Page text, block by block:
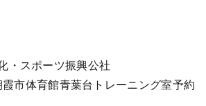
・スポーツ振興公社
霞市体育館青葉台 トレーニング室予約